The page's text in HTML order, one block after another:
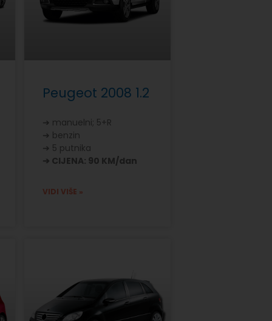
Peugeot 2008 1.2
➔ manuelni; 5+R
➔ benzin
➔ 5 putnika
➔ CIJENA: 90 KM/dan
VIDI VIŠE »